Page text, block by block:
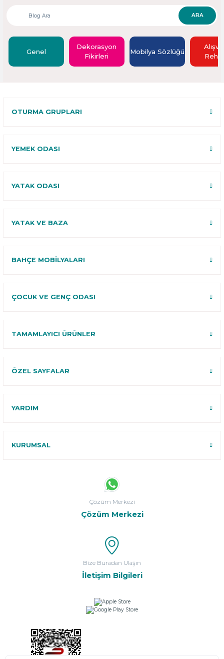
ARA
Genel
Dekorasyon
Fikirleri
Mobilya Sözlüğü
OTURMA GRUPLARI
YEMEK ODASI
YATAK ODASI
YATAK VE BAZA
BAHÇE MOBİLYALARI
ÇOCUK VE GENÇ ODASI
TAMAMLAYICI ÜRÜNLER
ÖZEL SAYFALAR
YARDIM
KURUMSAL
Çözüm Merkezi
Çözüm Merkezi
Bize Buradan Ulaşın
İletişim Bilgileri